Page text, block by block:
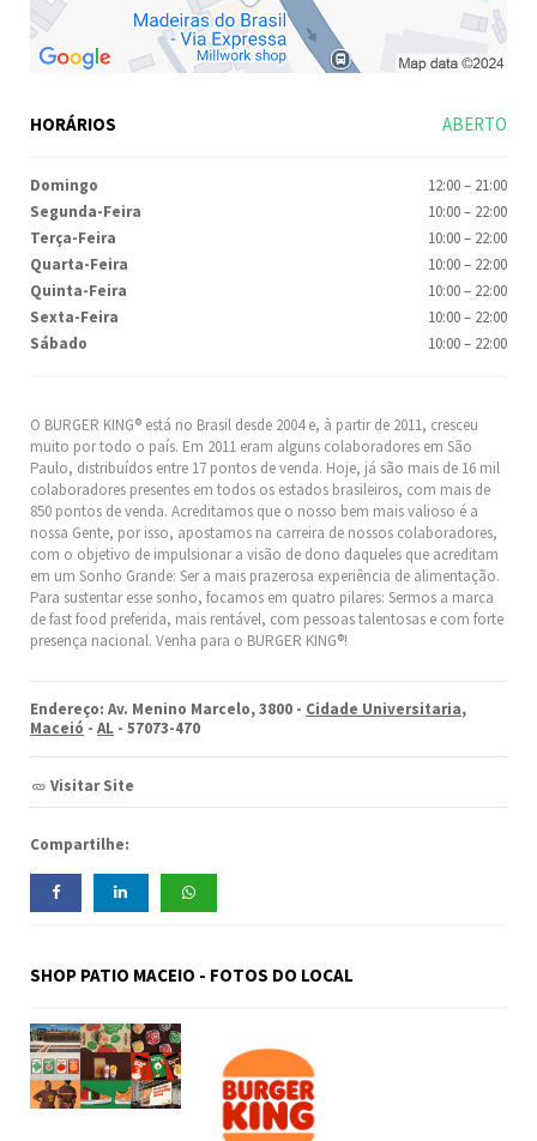
O BURGER KING® está no Brasil desde 2004 e, à partir de 2011, cresceu
muito por todo o país. Em 2011 eram alguns colaboradores em São
Paulo, distribuídos entre 17 pontos de venda. Hoje, já são mais de 16 mil
colaboradores presentes em todos os estados brasileiros, com mais de
850 pontos de venda. Acreditamos que o nosso bem mais valioso é a
nossa Gente, por isso, apostamos na carreira de nossos colaboradores,
com o objetivo de impulsionar a visão de dono daqueles que acreditam
em um Sonho Grande: Ser a mais prazerosa experiência de alimentação.
Para sustentar esse sonho, focamos em quatro pilares: Sermos a marca
de fast food preferida, mais rentável, com pessoas talentosas e com forte
presença nacional. Venha para o BURGER KING®!
Endereço: Av. Menino Marcelo, 3800 - Cidade Universitaria,
Maceió - AL - 57073-470
Visitar Site
Compartilhe:
SHOP PATIO MACEIO - FOTOS DO LOCAL
HORÁRIOS ABERTO
Domingo 12:00– 21:00
Segunda-Feira
10:00– 22:00
Terça-Feira
10:00– 22:00
Quarta-Feira
10:00– 22:00
Quinta-Feira
10:00– 22:00
Sexta-Feira
10:00– 22:00
Sábado
10:00– 22:00